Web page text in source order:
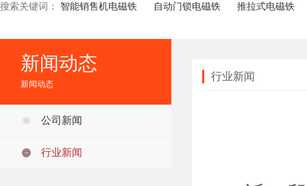
搜索关键词： 智能销售机电磁铁 自动门锁电磁铁 推拉式电磁铁
新闻动态
新闻动态
公司新闻
行业新闻
行业新闻